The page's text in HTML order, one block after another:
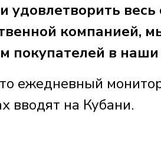
удовлетворить весь
компанией,
покупателей в
ежедневный
вводят на Кубани.